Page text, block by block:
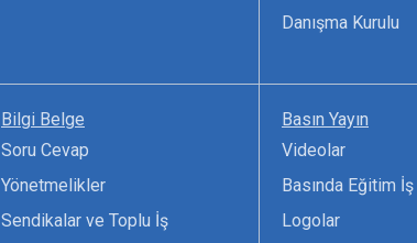
Danışma Kurulu
Bilgi Belge
Soru Cevap
Yönetmelikler
Sendikalar ve Toplu İş
Basın Yayın
Videolar
Basında Eğitim İş
Logolar